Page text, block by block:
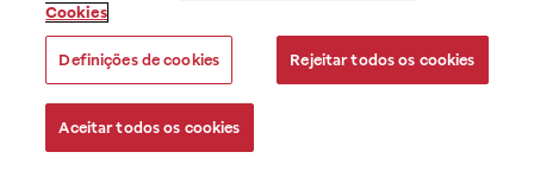
Cookies
Definições de cookies Rejeitar todos os cookies
Aceitar todos os cookies